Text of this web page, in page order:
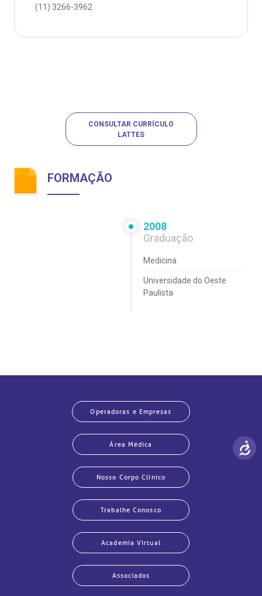
(11) 3266-3962
CONSULTAR CURRÍCULO
LATTES
FORMAÇÃO
2008
Graduação
Medicina
Universidade do Oeste
Paulista
Operadoras e Empresas
Área Médica
Nosso Corpo Clínico
Trabalhe Conosco
Academia Virtual
Associados